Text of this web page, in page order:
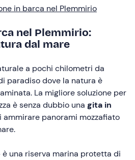
in barca nel Plemmirio
nel Plemmirio:
dal mare
a pochi chilometri da
paradiso dove la natura è
La migliore soluzione per
è senza dubbio una gita in
panorami mozzafiato
è una riserva marina protetta di